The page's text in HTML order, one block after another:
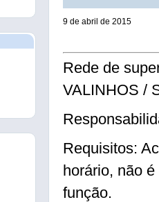
9 de abril de 2015
Rede de
VALINHOS /
Requisitos:
horário, não
função.